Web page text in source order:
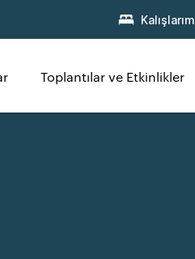
Kalışlarım
Toplantılar ve Etkinlikler